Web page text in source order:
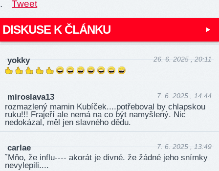
. Tweet
DISKUSE K ČLÁNKU
yokky 26. 6. 2025 , 20:11
miroslava13 7. 6. 2025 , 14:44
rozmazlený mamin Kubí­ček.­...pot­řebo­val by chlapskou
ruku!!! Frajeří ale nemá na co být namyšlený. Nic
nedokázal, měl jen slavného dědu.
carlae 7. 6. 2025 , 13:49
ˇMňo, že influ---- akorát je divné. že žádné jeho snímky
nevylepili....